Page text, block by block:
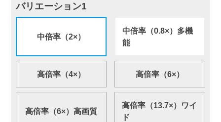
バリエーション1
中倍率（2×）
中倍率（0.8×）多機
能
高倍率（4×） 高倍率（6×）
高倍率（6×）高画質
高倍率（13.7×）ワイ
ド